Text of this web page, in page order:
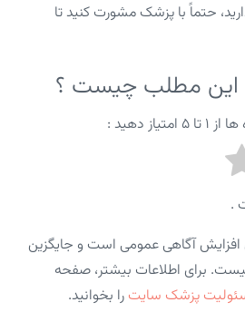
حتماً با پزشک مشورت کنید تا
این مطلب چیست ؟
دهید :
.
افزایش آگاهی عمومی است و جایگزین
برای اطلاعات بیشتر، صفحه
پزشک سایت را بخوانید.